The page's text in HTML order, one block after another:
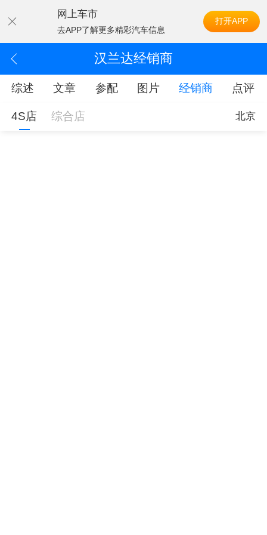
网上车市
去APP了解更多精彩汽车信息
打开APP
汉兰达经销商
综述 文章 参配 图片 经销商 点评
4S店 综合店 北京